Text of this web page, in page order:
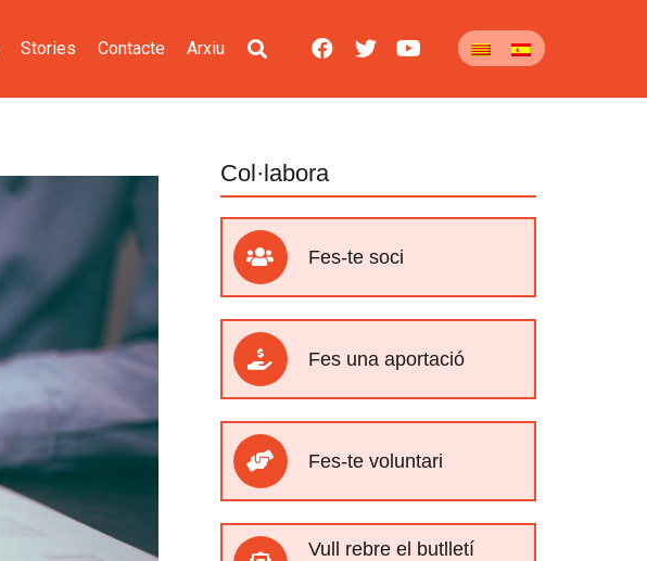
Stories Contacte Arxiu
Col·labora
Fes-te soci
Fes una aportació
Fes-te voluntari
Vull rebre el butlletí